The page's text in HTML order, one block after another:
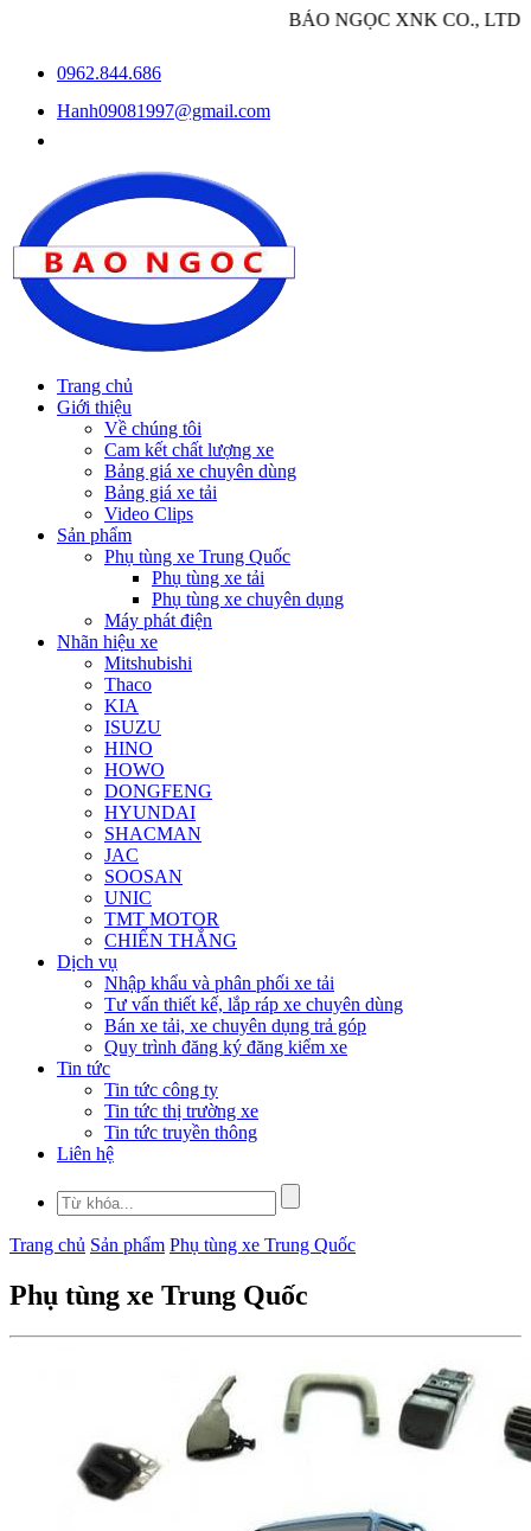
BẢO NGỌC XNK CO., LTD -
0962.844.686
Hanh09081997@gmail.com
Trang chủ
Giới thiệu
Về chúng tôi
Cam kết chất lượng xe
Bảng giá xe chuyên dùng
Bảng giá xe tải
Video Clips
Sản phẩm
Phụ tùng xe Trung Quốc
Phụ tùng xe tải
Phụ tùng xe chuyên dụng
Máy phát điện
Nhãn hiệu xe
Mitshubishi
Thaco
KIA
ISUZU
HINO
HOWO
DONGFENG
HYUNDAI
SHACMAN
JAC
SOOSAN
UNIC
TMT MOTOR
CHIẾN THẮNG
Dịch vụ
Nhập khẩu và phân phối xe tải
Tư vấn thiết kế, lắp ráp xe chuyên dùng
Bán xe tải, xe chuyên dụng trả góp
Quy trình đăng ký đăng kiểm xe
Tin tức
Tin tức công ty
Tin tức thị trường xe
Tin tức truyền thông
Liên hệ
Trang chủ Sản phẩm Phụ tùng xe Trung Quốc
Phụ tùng xe Trung Quốc